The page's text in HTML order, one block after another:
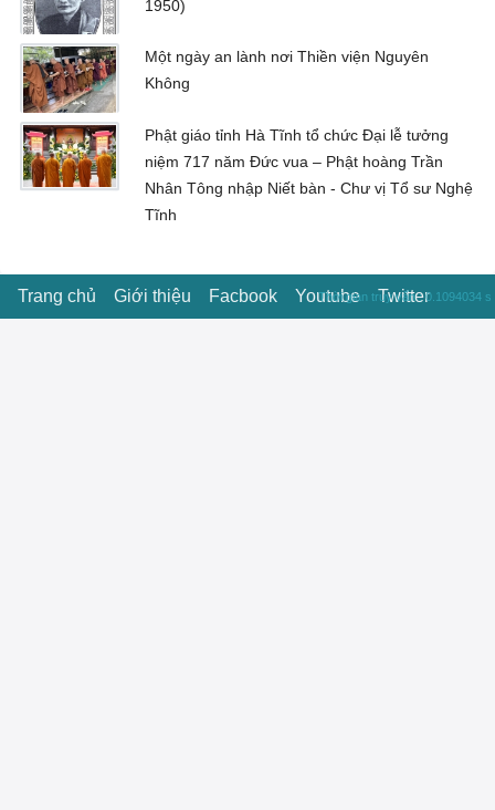
1950)
Một ngày an lành nơi Thiền viện Nguyên
Không
Phật giáo tỉnh Hà Tĩnh tổ chức Đại lễ tưởng
niệm 717 năm Đức vua – Phật hoàng Trần
Nhân Tông nhập Niết bàn - Chư vị Tổ sư Nghệ
Tĩnh
Trang chủ Giới thiệu Facbook Youtube Twitter
Thời gian truy vấn : 0.1094034 s